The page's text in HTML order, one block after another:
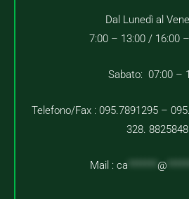
Dal
7:00 – 13:00 / 16:00
Sabato: 07:00 –
Telefono/Fax : 095.7891295 –
328. 8825848
Mail : ca @